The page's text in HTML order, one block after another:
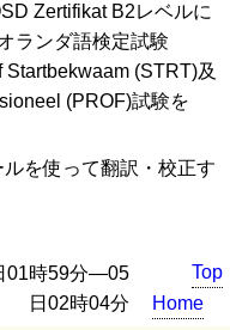
Zertifikat B2レベルに
ランダ語検定試験
(STRT)及
(PROF)試験を
を使って翻訳・校正す
01時59分―05
日02時04分
Top
Home